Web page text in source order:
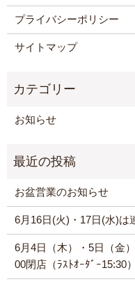
プライバシーポリシー
サイトマップ
お知らせ
お盆営業のお知らせ
6月16日(火)・17日(水)は
6月4日（木）・5日（金
00閉店（ﾗｽﾄｵｰﾀﾞｰ15:30